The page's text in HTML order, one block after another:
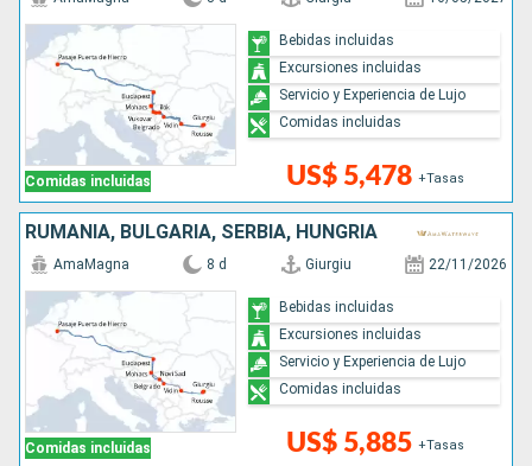
Comidas incluidas US$ 5,478 +Tasas
Bebidas incluidas
Excursiones incluidas
Servicio y Experiencia de Lujo
Comidas incluidas
RUMANIA, BULGARIA, SERBIA, HUNGRÍA
Comidas incluidas
AmaMagna 8 d Giurgiu 22/11/2026
US$ 5,885 +Tasas
Bebidas incluidas
Excursiones incluidas
Servicio y Experiencia de Lujo
Comidas incluidas